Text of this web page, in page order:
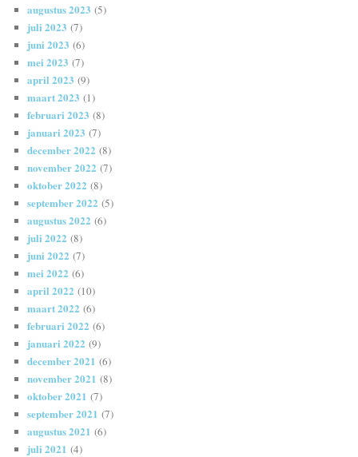
augustus 2023 (5)
juli 2023 (7)
juni 2023 (6)
mei 2023 (7)
april 2023 (9)
maart 2023 (1)
februari 2023 (8)
januari 2023 (7)
december 2022 (8)
november 2022 (7)
oktober 2022 (8)
september 2022 (5)
augustus 2022 (6)
juli 2022 (8)
juni 2022 (7)
mei 2022 (6)
april 2022 (10)
maart 2022 (6)
februari 2022 (6)
januari 2022 (9)
december 2021 (6)
november 2021 (8)
oktober 2021 (7)
september 2021 (7)
augustus 2021 (6)
juli 2021 (4)